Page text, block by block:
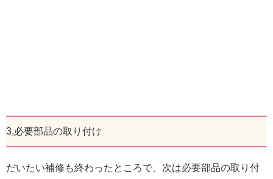
3,必要部品の取り付け
だいたい補修も終わったところで、次は必要部品の取り付